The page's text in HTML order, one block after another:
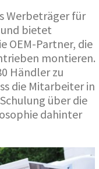
Werbeträger für
und bietet
OEM-Partner, die
montieren.
Händler zu
die Mitarbeiter in
über die
dahinter